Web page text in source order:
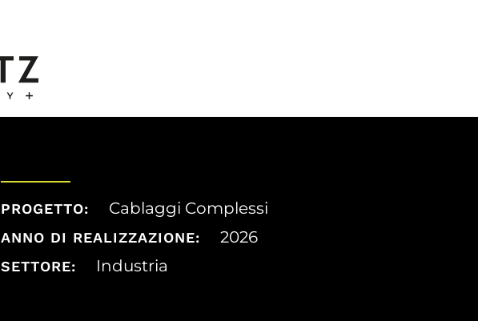
PROGETTO: Cablaggi Complessi
ANNO DI REALIZZAZIONE: 2026
SETTORE: Industria